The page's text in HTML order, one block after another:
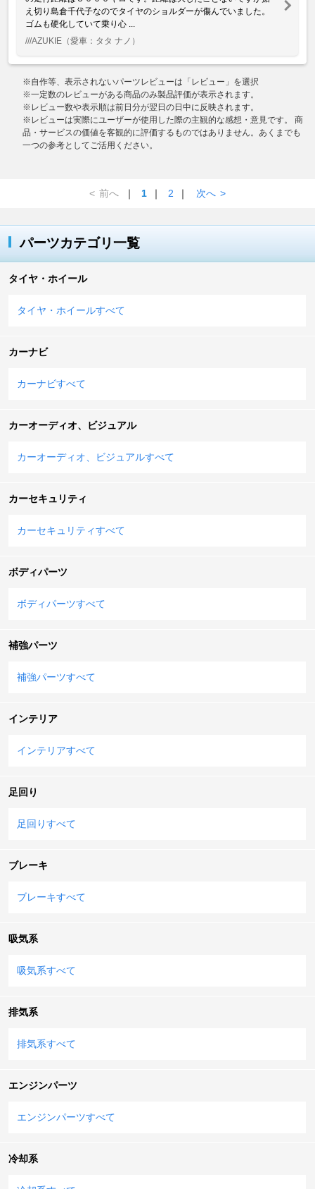
え切り島倉千代子なのでタイヤのショルダーが傷んでいました。
ゴムも硬化していて乗り心 ...
///AZUKIE （愛車：タタ ナノ）
※自作等、表示されないパーツレビューは「レビュー」を選択
※一定数のレビューがある商品のみ製品評価が表示されます。
※レビュー数や表示順は前日分が翌日の日中に反映されます。
※レビューは実際にユーザーが使用した際の主観的な感想・意見です。 商
品・サービスの価値を客観的に評価するものではありません。あくまでも
一つの参考としてご活用ください。
< 前へ ｜ 1 ｜ 2 ｜ 次へ >
パーツカテゴリ一覧
タイヤ・ホイール
タイヤ・ホイールすべて
カーナビ
カーナビすべて
カーオーディオ、ビジュアル
カーオーディオ、ビジュアルすべて
カーセキュリティ
カーセキュリティすべて
ボディパーツ
ボディパーツすべて
補強パーツ
補強パーツすべて
インテリア
インテリアすべて
足回り
足回りすべて
ブレーキ
ブレーキすべて
吸気系
吸気系すべて
排気系
排気系すべて
エンジンパーツ
エンジンパーツすべて
冷却系